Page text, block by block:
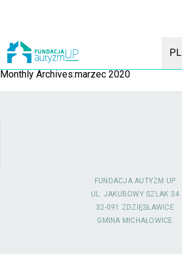
PL
Monthly Archives:marzec 2020
FUNDACJA AUTYZM UP
UL. JAKUBOWY SZLAK 34
32-091 ZDZIĘSŁAWICE
GMINA MICHAŁOWICE